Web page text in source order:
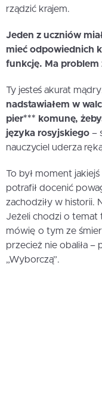
rządzić krajem.
Jeden z uczniów
mieć odpowiednich
funkcję. Ma problem
Ty jesteś akurat
nadstawiałem w
pier*** komunę,
języka rosyjskiego –
nauczyciel uderza
To był moment
potrafił docenić
zachodziły w historii.
Jeżeli chodzi o temat
mówię o tym ze
przecież nie obaliła –
„Wyborczą”.